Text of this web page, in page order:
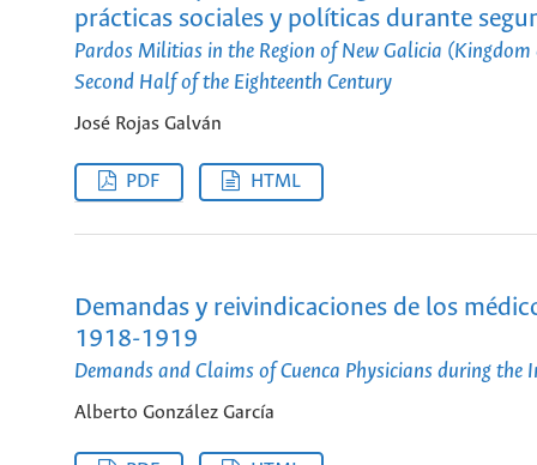
prácticas sociales y políticas durante
Pardos Militias in the Region of New Galicia
Second Half of the Eighteenth Century
José Rojas Galván
PDF HTML
Demandas y reivindicaciones de los
1918-1919
Demands and Claims of Cuenca Physicians during
Alberto González García